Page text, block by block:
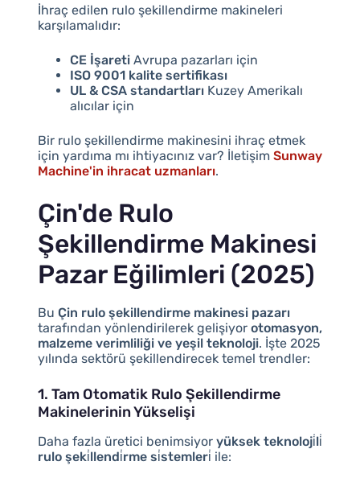
İhraç edilen rulo şekillendirme makineleri
karşılamalıdır:
CE İşaretiAvrupa pazarları için
ISO 9001 kalite sertifikası
UL & CSA standartlarıKuzey Amerikalı
alıcılar için
Bir rulo şekillendirme makinesini ihraç etmek
için yardıma mı ihtiyacınız var? İletişim Sunway
Machine'in ihracat uzmanları.
Çin'de Rulo
Şekillendirme Makinesi
Pazar Eğilimleri (2025)
Bu Çin rulo şekillendirme makinesi pazarı
tarafından yönlendirilerek gelişiyor otomasyon,
malzeme verimliliği ve yeşil teknoloji. İşte 2025
yılında sektörü şekillendirecek temel trendler:
1. Tam Otomatik Rulo Şekillendirme
Makinelerinin Yükselişi
Daha fazla üretici benimsiyor yüksek teknoloji̇li̇
rulo şeki̇llendi̇rme si̇stemleri̇ ile: